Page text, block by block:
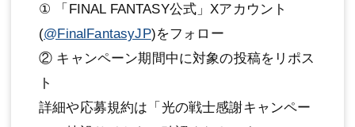
① 「FINAL FANTASY公式」Xアカウント
(@FinalFantasyJP)をフォロー
② キャンペーン期間中に対象の投稿をリポス
ト
詳細や応募規約は「光の戦士感謝キャンペー